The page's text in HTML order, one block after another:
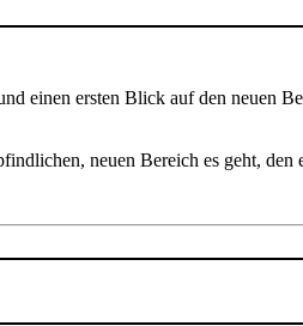
einen ersten Blick auf den neuen
neuen Bereich es geht,